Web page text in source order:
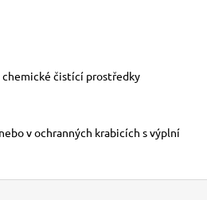
čistící prostředky
v ochranných krabicích s výplní